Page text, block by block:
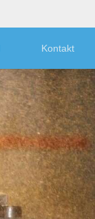
Kontakt